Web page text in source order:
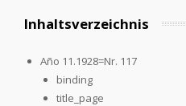
Inhaltsverzeichnis
Año 11.1928=Nr. 117
binding
title_page